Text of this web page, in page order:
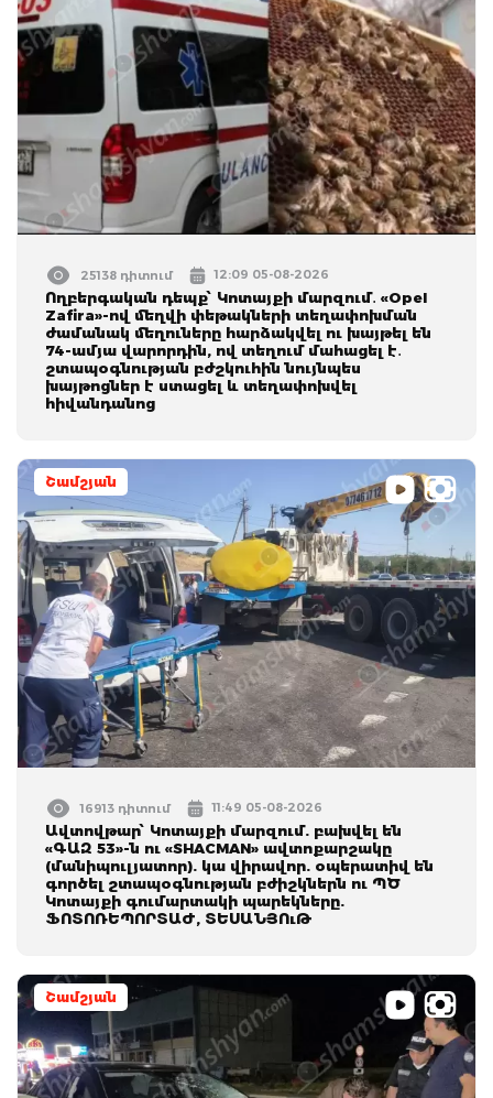
25138 դիտում 12:09 05-08-2026
Ողբերգական դեպք՝ Կոտայքի մարզում․ «Opel
Zafira»-ով մեղվի փեթակների տեղափոխման
ժամանակ մեղուները հարձակվել ու խայթել են
74-ամյա վարորդին, ով տեղում մահացել է․
շտապօգնության բժշկուհին նույնպես
խայթոցներ է ստացել և տեղափոխվել
հիվանդանոց
Շամշյան
16913 դիտում 11:49 05-08-2026
Ավտովթար՝ Կոտայքի մարզում. բախվել են
«ԳԱԶ 53»-ն ու «SHACMAN» ավտոքարշակը
(մանիպուլյատոր). կա վիրավոր. օպերատիվ են
գործել շտապօգնության բժիշկներն ու ՊԾ
Կոտայքի գումարտակի պարեկները.
ՖՈՏՈՌԵՊՈՐՏԱԺ, ՏԵՍԱՆՅՈւԹ
Շամշյան